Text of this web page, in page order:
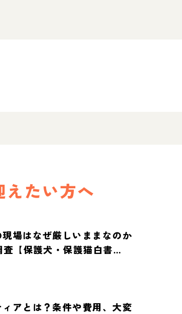
たい方へ
場はなぜ厳しいままなのか
査【保護犬・保護猫白書
ィアとは？条件や費用、大変